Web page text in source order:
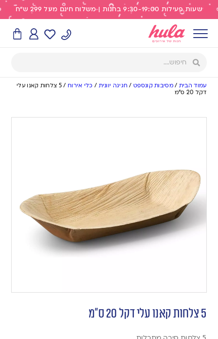
שעות פעילות 9:30-19:00 בחנות | משלוח חינם מעל 299 ש"ח
עמוד הבית /מסיבות קונספט/ חגיגה יוונית / כלי אירוח /
5 צלחות קאנו עלי
דקל 20 ס”מ
5 צלחות קאנו עלי דקל 20 ס”מ